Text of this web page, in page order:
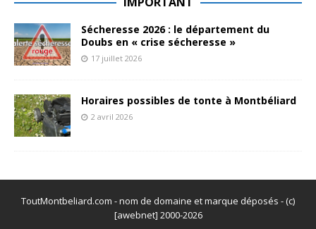
Sécheresse 2026 : le département du
Doubs en « crise sécheresse »
17 juillet 2026
Horaires possibles de tonte à Montbéliard
2 avril 2026
ToutMontbeliard.com - nom de domaine et marque déposés - (c)
[awebnet] 2000-2026